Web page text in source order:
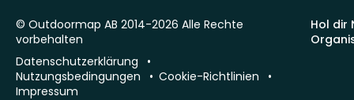
Hol dir
© Outdoormap AB 2014-2026 Alle Rechte
vorbehalten
Datenschutzerklärung
Nutzungsbedingungen
Cookie-Richtlinien
Impressum